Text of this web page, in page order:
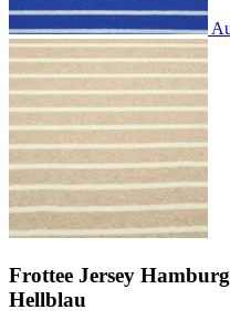
Frottee Jersey
Hellblau